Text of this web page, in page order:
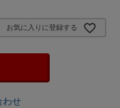
お気に入りに登録する
わせ